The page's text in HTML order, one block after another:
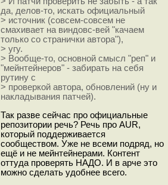
да, делов-то, искать официальный
> источник (совсем-совсем не
смахивает на виндовс-вей "качаем
только со странички автора"),
> угу.
> Вообще-то, основной смысл "реп" и
"мейнтейнеров" - забирать на себя
рутину с
> проверкой автора, обновлений (ну и
накладывания патчей).
Так разве сейчас про официальные
репозитории речь? Речь про AUR,
который поддерживается
сообществом. Уже не всеми подряд, но
ещё и не мейнтейнерами. Контент
оттуда проверять НАДО. И в арче это
можно сделать удобнее всего.